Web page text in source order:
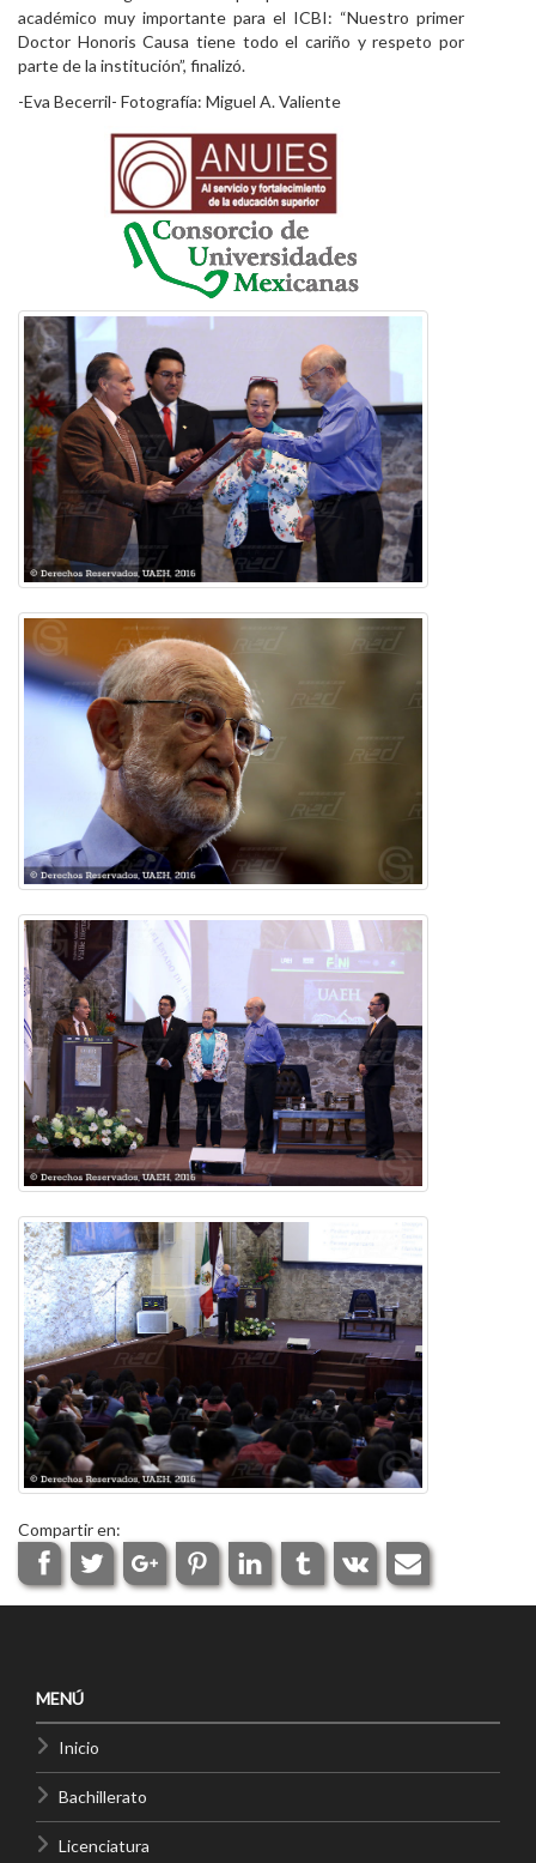
académico muy importante para el ICBI: “Nuestro primer
Doctor Honoris Causa tiene todo el cariño y respeto por
parte de la institución”, finalizó.
-Eva Becerril- Fotografía: Miguel A. Valiente
Compartir en:
MENÚ
Inicio
Bachillerato
Licenciatura